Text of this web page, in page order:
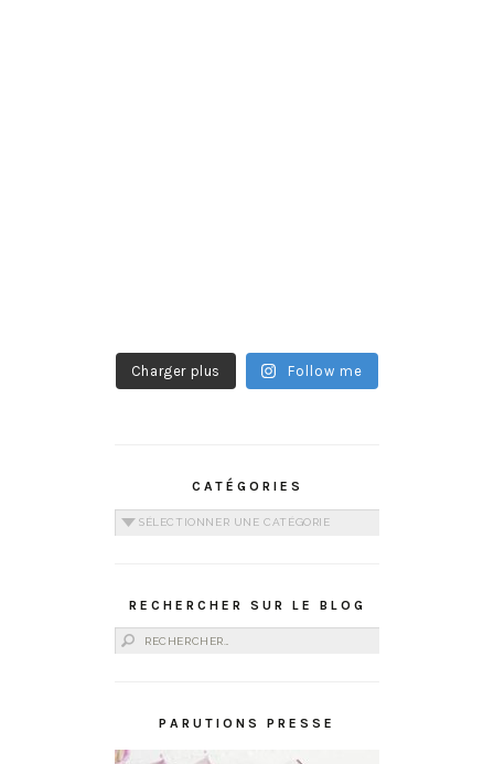
Charger plus Follow me
CATÉGORIES
Catégories
RECHERCHER SUR LE BLOG
Rechercher :
PARUTIONS PRESSE